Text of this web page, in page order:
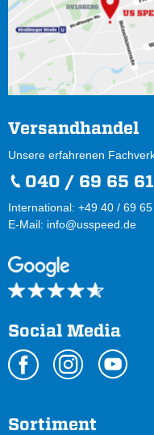
Versandhandel
Unsere erfahrenen
040 / 69 65
International: +49 40 / 69
E-Mail: info@usspeed.de
Social Media
Sortiment